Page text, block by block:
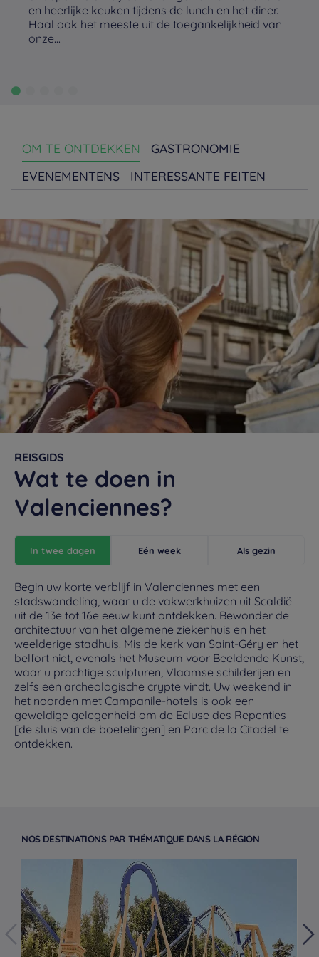
en heerlijke keuken tijdens de lunch en het diner.
Haal ook het meeste uit de toegankelijkheid van
onze...
OM TE ONTDEKKEN
GASTRONOMIE
EVENEMENTENS
INTERESSANTE FEITEN
REISGIDS
Wat te doen in
Valenciennes?
In twee dagen Eén week Als gezin
Begin uw korte verblijf in Valenciennes met een
stadswandeling, waar u de vakwerkhuizen uit Scaldië
uit de 13e tot 16e eeuw kunt ontdekken. Bewonder de
architectuur van het algemene ziekenhuis en het
weelderige stadhuis. Mis de kerk van Saint-Géry en het
belfort niet, evenals het Museum voor Beeldende Kunst,
waar u prachtige sculpturen, Vlaamse schilderijen en
zelfs een archeologische crypte vindt. Uw weekend in
het noorden met Campanile-hotels is ook een
geweldige gelegenheid om de Ecluse des Repenties
[de sluis van de boetelingen] en Parc de la Citadel te
ontdekken.
NOS DESTINATIONS PAR THÉMATIQUE DANS LA RÉGION